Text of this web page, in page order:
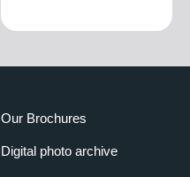
Our Brochures
Digital photo archive